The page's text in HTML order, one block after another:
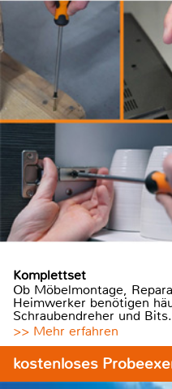
Komplettset
Ob Möbelmontage,
Heimwerker benötigen
Schraubendreher und Bits.
>> Mehr erfahren
kostenloses